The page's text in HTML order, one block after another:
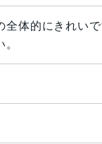
体的にきれい